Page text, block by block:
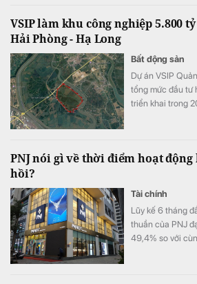
VSIP làm khu công nghiệp 5.800
Hải Phòng - Hạ Long
Bất động sản
Dự án VSIP
tổng mức đầu tư
triển khai trong
PNJ nói gì về thời điểm hoạt
hồi?
Tài chính
Lũy kế 6 tháng
thuần của PNJ
49,4% so với